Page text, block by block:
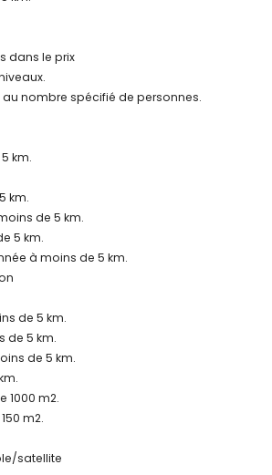
et service d'urgence 24h/24
et climatisation
et lits/couffins pour enfants (sur
de loisirs pour vos vacances à
et promenade (El Arenal) (à moins de 5
maison)
de Jávea, Jávea), église (Virgen de Loreto,
(Molinos de Viento, Jávea), monument
Jávea), bâtiment architectural (Histórico
lieu historique (Pueblo de Jávea et
de 5 kilomètres de l'hébergement)
la Vila et Denia) (à moins de 25
randonnée, VTT, cyclisme, escalade,
plongée, snorkeling, surf, planche à
(à moins de 5 kilomètres de la villa)
(à moins de 10 kilomètres de la villa)
dans le prix
nombre spécifié de personnes.
km.
km.
de 5 km.
5 km.
à moins de 5 km.
de 5 km.
de 5 km.
de 5 km.
1000 m2.
m2.
satellite